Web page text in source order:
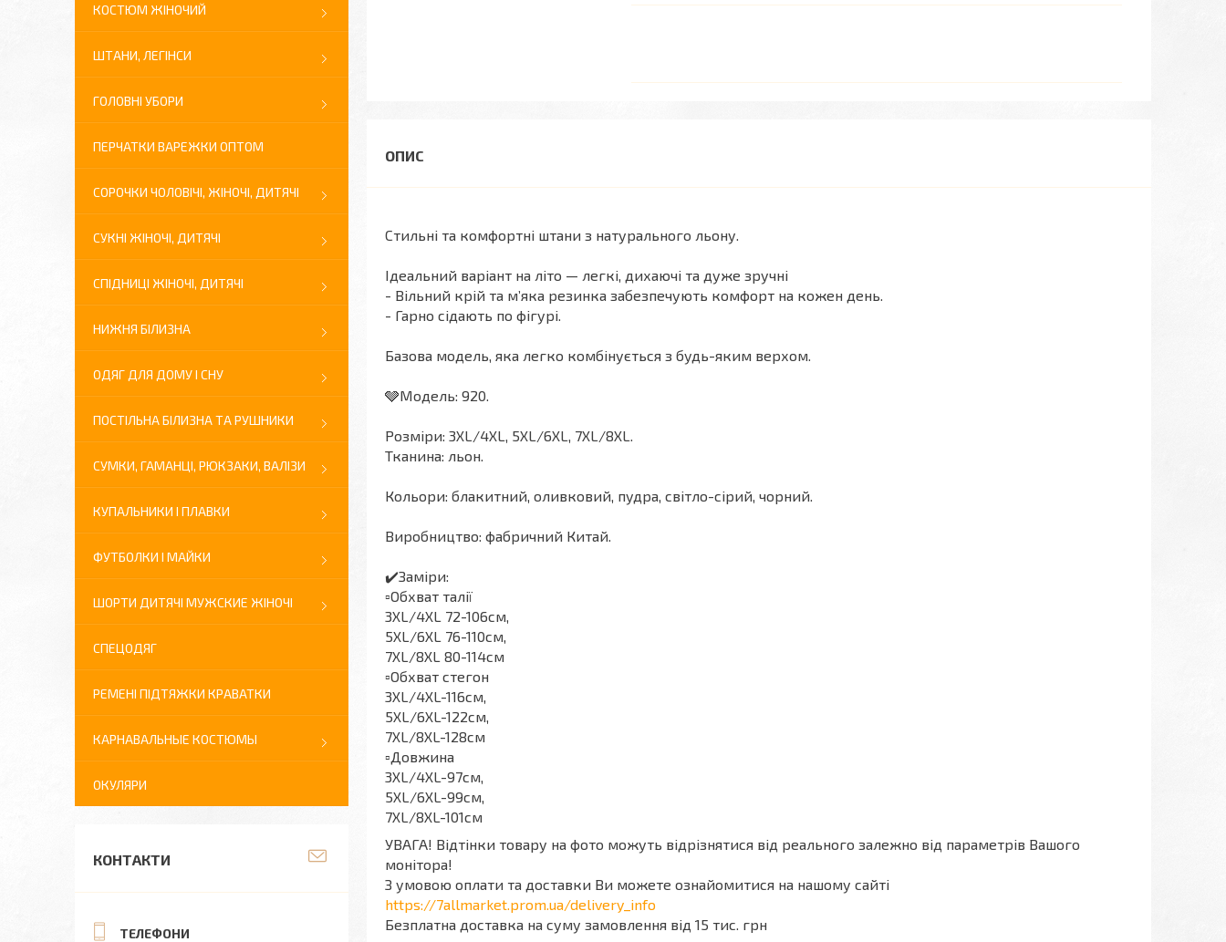
Стильні та комфортні штани з натурального льону.
Ідеальний варіант на літо — легкі, дихаючі та дуже зручні
- Вільний крій та м’яка резинка забезпечують комфорт на кожен день.
- Гарно сідають по фігурі.
Базова модель, яка легко комбінується з будь-яким верхом.
🩶Модель: 920.
Розміри: 3XL/4XL, 5XL/6XL, 7XL/8XL.
Тканина: льон.
Кольори: блакитний, оливковий, пудра, світло-сірий, чорний.
Виробництво: фабричний Китай.
✔️Заміри:
▫️Обхват талії
3XL/4XL 72-106см,
5XL/6XL 76-110см,
7XL/8XL 80-114см
▫️Обхват стегон
3XL/4XL-116см,
5XL/6XL-122см,
7XL/8XL-128см
▫️Довжина
3XL/4XL-97см,
5XL/6XL-99см,
7XL/8XL-101см
УВАГА! Відтінки товару на фото можуть відрізнятися від реального залежно від параметрів Вашого
монітора!
З умовою оплати та доставки Ви можете ознайомитися на нашому сайті
https://7allmarket.prom.ua/delivery_info
Безплатна доставка на суму замовлення від 15 тис. грн
КОСТЮМ ЖІНОЧИЙ
ШТАНИ, ЛЕГІНСИ
ГОЛОВНІ УБОРИ
ПЕРЧАТКИ ВАРЕЖКИ ОПТОМ
СОРОЧКИ ЧОЛОВІЧІ, ЖІНОЧІ, ДИТЯЧІ
СУКНІ ЖІНОЧІ, ДИТЯЧІ
СПІДНИЦІ ЖІНОЧІ, ДИТЯЧІ
НИЖНЯ БІЛИЗНА
ОДЯГ ДЛЯ ДОМУ І СНУ
ПОСТІЛЬНА БІЛИЗНА ТА РУШНИКИ
СУМКИ, ГАМАНЦІ, РЮКЗАКИ, ВАЛІЗИ
КУПАЛЬНИКИ І ПЛАВКИ
ФУТБОЛКИ І МАЙКИ
ШОРТИ ДИТЯЧІ МУЖСКИЕ ЖІНОЧІ
СПЕЦОДЯГ
РЕМЕНІ ПІДТЯЖКИ КРАВАТКИ
КАРНАВАЛЬНЫЕ КОСТЮМЫ
ОКУЛЯРИ
КОНТАКТИ